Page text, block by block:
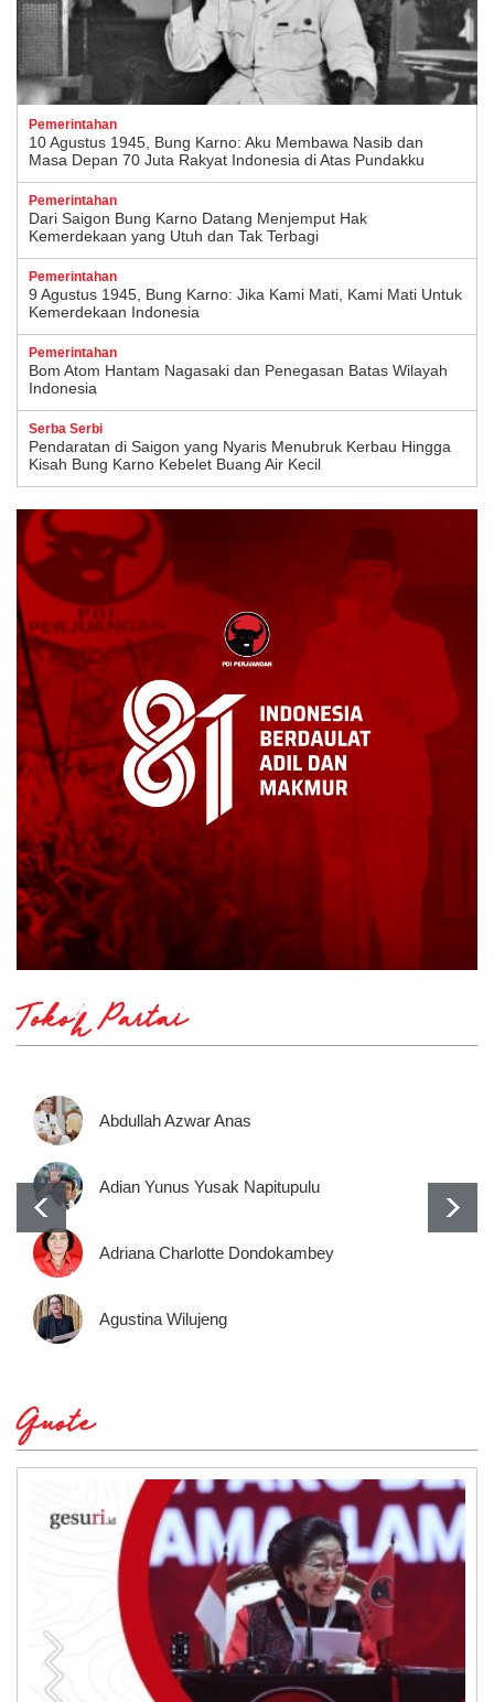
Pemerintahan
10 Agustus 1945, Bung Karno: Aku Membawa Nasib dan
Masa Depan 70 Juta Rakyat Indonesia di Atas Pundakku
Pemerintahan
Dari Saigon Bung Karno Datang Menjemput Hak
Kemerdekaan yang Utuh dan Tak Terbagi
Pemerintahan
9 Agustus 1945, Bung Karno: Jika Kami Mati, Kami Mati Untuk
Kemerdekaan Indonesia
Pemerintahan
Bom Atom Hantam Nagasaki dan Penegasan Batas Wilayah
Indonesia
Serba Serbi
Pendaratan di Saigon yang Nyaris Menubruk Kerbau Hingga
Kisah Bung Karno Kebelet Buang Air Kecil
Tokoh Partai
Abdullah Azwar Anas
Adian Yunus Yusak Napitupulu
Adriana Charlotte Dondokambey
Agustina Wilujeng
Quote